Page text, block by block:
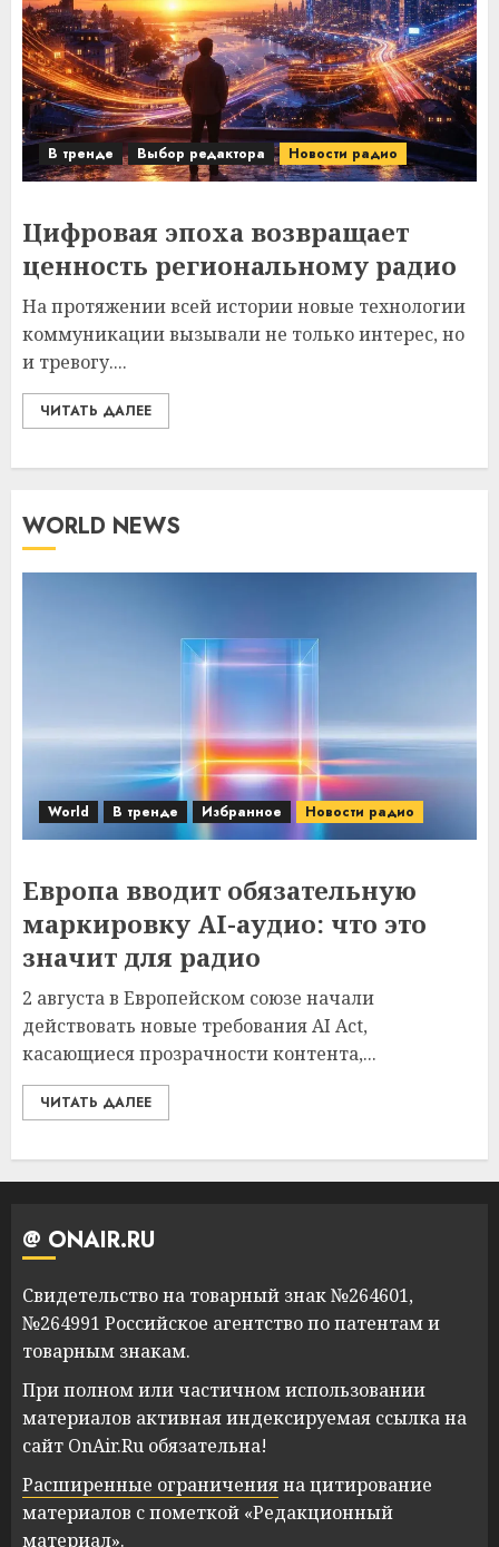
В тренде Выбор редактора Новости радио
Цифровая эпоха возвращает
ценность региональному радио
На протяжении всей истории новые технологии
коммуникации вызывали не только интерес, но
и тревогу....
ЧИТАТЬ ДАЛЕЕ
WORLD NEWS
World В тренде Избранное Новости радио
Европа вводит обязательную
маркировку AI-аудио: что это
значит для радио
2 августа в Европейском союзе начали
действовать новые требования AI Act,
касающиеся прозрачности контента,...
ЧИТАТЬ ДАЛЕЕ
@ ONAIR.RU
Свидетельство на товарный знак №264601,
№264991 Российское агентство по патентам и
товарным знакам.
При полном или частичном использовании
материалов активная индексируемая ссылка на
сайт OnAir.Ru обязательна!
Расширенные ограниченияна цитирование
материалов с пометкой «Редакционный
материал».